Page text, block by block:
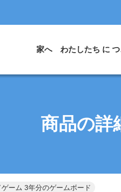
家へ
商品の詳
ーム 3年分のゲームボード